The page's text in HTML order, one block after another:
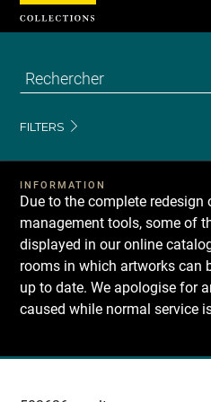
FILTERS
INFORMATION
Due to the complete
management tools, some of
displayed in our online
rooms in which artworks can
up to date. We apologise for
caused while normal service
Recherche
Cookies management panel